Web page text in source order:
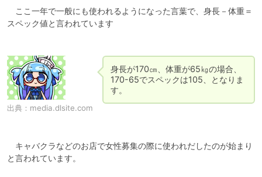
ここ一年で一般にも使われるようになった言葉で、身長－体重＝
スペック値と言われています
出典： media.dlsite.com
身長が170㎝、体重が65㎏の場合、
170-65でスペックは105、となりま
す。
キャバクラなどのお店で女性募集の際に使われだしたのが始まり
と言われています。